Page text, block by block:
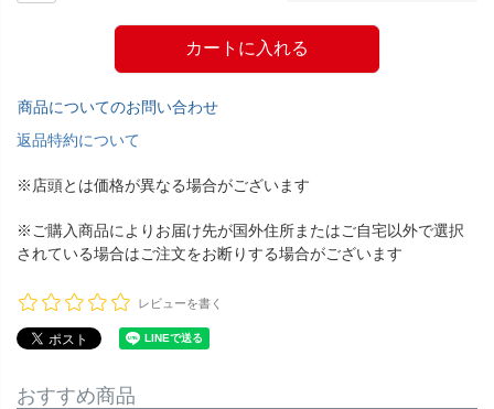
カートに入れる
商品についてのお問い合わせ
返品特約について
※店頭とは価格が異なる場合がございます
※ご購入商品によりお届け先が国外住所またはご自宅以外で選択
されている場合はご注文をお断りする場合がございます
レビューを書く
おすすめ商品